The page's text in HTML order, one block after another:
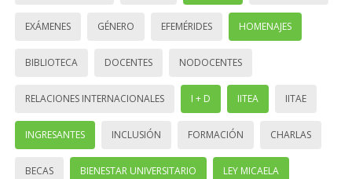
EXÁMENES GÉNERO EFEMÉRIDES HOMENAJES
BIBLIOTECA DOCENTES NODOCENTES
RELACIONES INTERNACIONALES I + D IITEA IITAE
INGRESANTES INCLUSIÓN FORMACIÓN CHARLAS
BECAS BIENESTAR UNIVERSITARIO LEY MICAELA